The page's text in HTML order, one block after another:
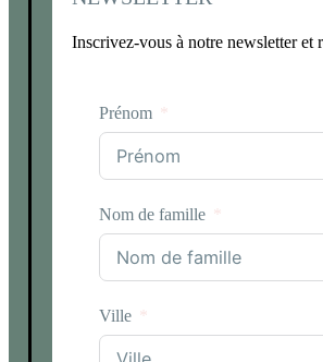
Inscrivez-vous à notre newsletter et
Prénom
Nom de famille
Ville